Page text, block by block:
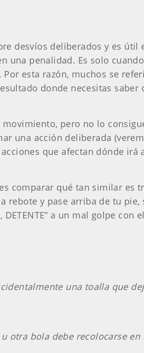
desvíos deliberados y es útil
una penalidad. Es solo
esta razón, muchos se
donde necesitas saber
pero no lo
una acción deliberada
que afectan dónde irá
comparar qué tan similar es
rebote y pase arriba de tu pie,
a un mal golpe con
una toalla que
otra bola debe recolocarse